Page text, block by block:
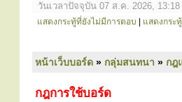
วันเวลาปัจจุบัน 07 ส.ค. 2026, 13:18
แสดงกระทู้ที่ยังไม่มีการตอบ แสดงกระ
หน้าเว็บบอร์ด » กลุ่มสนทนา » กฎ
กฎการใช้บอร์ด